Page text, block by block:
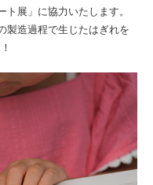
ト展」に協力いたします。
製造過程で生じたはぎれを